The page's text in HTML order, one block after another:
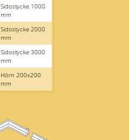
Sidostycke 1000
mm
Sidostycke 2000
mm
Sidostycke 3000
mm
Hörn 200x200
mm